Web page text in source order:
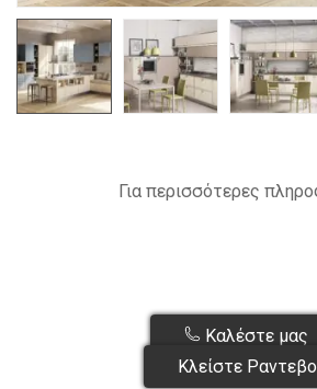
Για περισσότερες
Καλέστε μας
Κλείστε